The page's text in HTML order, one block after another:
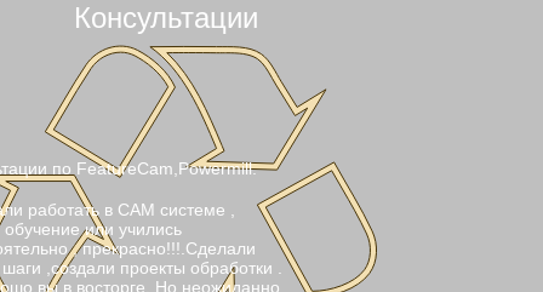
Консультации
по FeatureCam,Powermill.
работать в САМ системе ,
или учились
, прекрасно!!!.Сделали
,создали проекты обработки .
в восторге. Но неожиданно